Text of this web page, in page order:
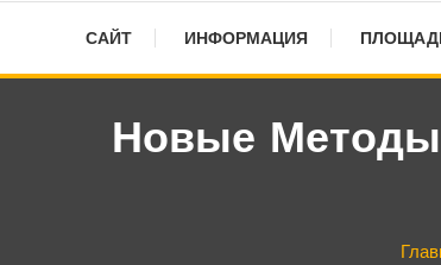
САЙТ ИНФОРМАЦИЯ
Новые